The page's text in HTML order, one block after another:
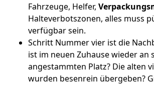
Fahrzeuge, Helfer,
Halteverbotszonen, alles muss
verfügbar sein.
Schritt Nummer vier ist die
ist im neuen Zuhause wieder an
angestammten Platz? Die alten
wurden besenrein übergeben?